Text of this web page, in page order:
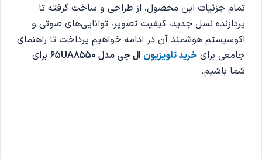
تمام جزئیات این محصول، از طراحی و ساخت گرفته تا
پردازنده نسل جدید، کیفیت تصویر، توانایی‌های صوتی و
اکوسیستم هوشمند آن در ادامه خواهیم پرداخت تا راهنمای
جامعی برای خرید تلویزیون ال جی مدل 65UA8550
برای
شما باشیم.